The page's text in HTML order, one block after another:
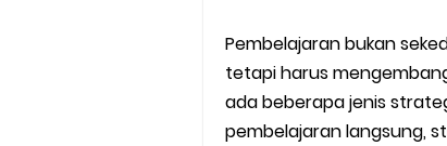
Pembelajaran bukan
tetapi harus
ada beberapa jenis
pembelajaran langsung,